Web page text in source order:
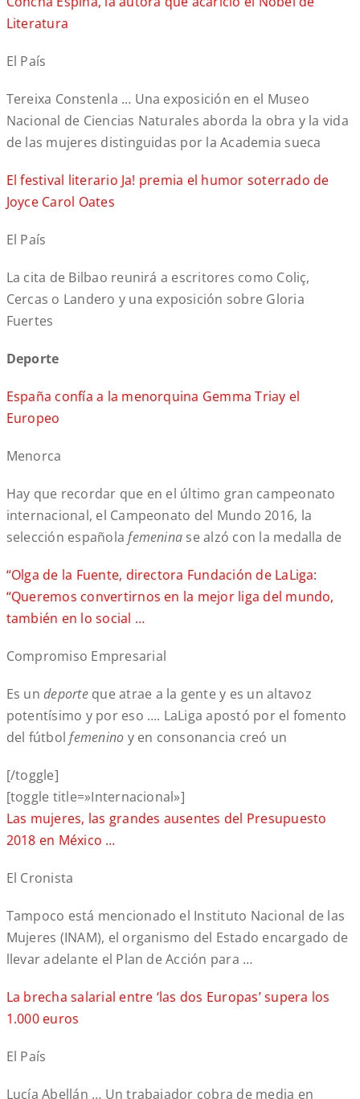
Literatura
El País
Tereixa Constenla … Una exposición en el Museo
Nacional de Ciencias Naturales aborda la obra y la vida
de las mujeres distinguidas por la Academia sueca
El festival literario Ja! premia el humor soterrado de
Joyce Carol Oates
El País
La cita de Bilbao reunirá a escritores como Coliç,
Cercas o Landero y una exposición sobre Gloria
Fuertes
Deporte
España confía a la menorquina Gemma Triay el
Europeo
Menorca
Hay que recordar que en el último gran campeonato
internacional, el Campeonato del Mundo 2016, la
selección españolafemenina se alzó con la medalla de
“Olga de la Fuente, directora Fundación de LaLiga:
“Queremos convertirnos en la mejor liga del mundo,
también en lo social …
Compromiso Empresarial
Es undeporteque atrae a la gente y es un altavoz
potentísimo y por eso …. LaLiga apostó por el fomento
del fútbolfemenino y en consonancia creó un
[/toggle]
[toggle title=»Internacional»]
Las mujeres, las grandes ausentes del Presupuesto
2018 en México …
El Cronista
Tampoco está mencionado el Instituto Nacional de las
Mujeres (INAM), el organismo del Estado encargado de
llevar adelante el Plan de Acción para …
La brecha salarial entre ‘las dos Europas’ supera los
1.000 euros
El País
Lucía Abellán … Un trabajador cobra de media en